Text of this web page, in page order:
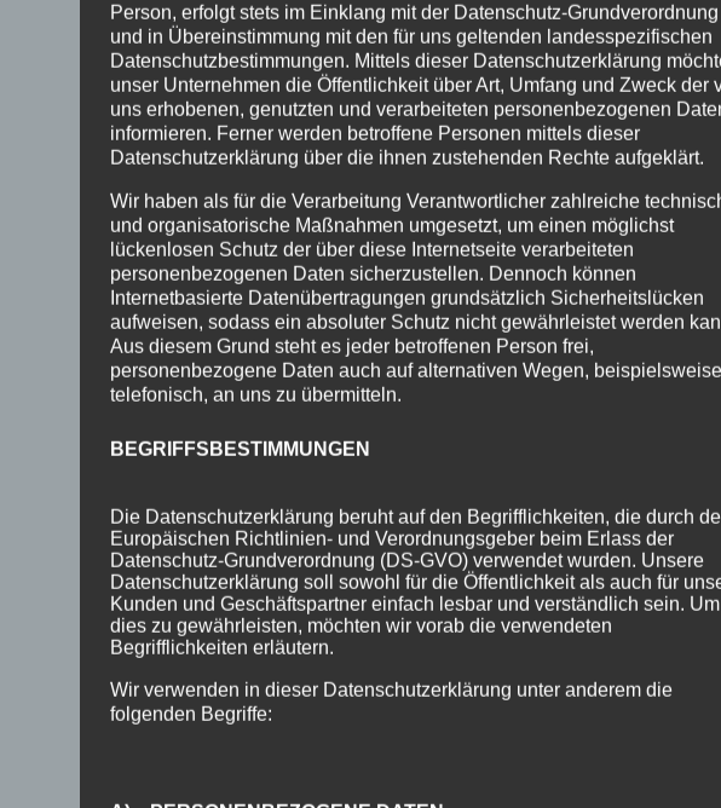
Person, erfolgt stets im Einklang mit der Datenschutz-Grundverordnung
und in Übereinstimmung mit den für uns geltenden landesspezifischen
Datenschutzbestimmungen. Mittels dieser Datenschutzerklärung
unser Unternehmen die Öffentlichkeit über Art, Umfang und Zweck der
uns erhobenen, genutzten und verarbeiteten personenbezogenen
informieren. Ferner werden betroffene Personen mittels dieser
Datenschutzerklärung über die ihnen zustehenden Rechte aufgeklärt.
Wir haben als für die Verarbeitung Verantwortlicher zahlreiche
und organisatorische Maßnahmen umgesetzt, um einen möglichst
lückenlosen Schutz der über diese Internetseite verarbeiteten
personenbezogenen Daten sicherzustellen. Dennoch können
Internetbasierte Datenübertragungen grundsätzlich Sicherheitslücken
aufweisen, sodass ein absoluter Schutz nicht gewährleistet werden
Aus diesem Grund steht es jeder betroffenen Person frei,
personenbezogene Daten auch auf alternativen Wegen, beispielsweise
telefonisch, an uns zu übermitteln.
BEGRIFFSBESTIMMUNGEN
Die Datenschutzerklärung beruht auf den Begrifflichkeiten, die durch
Europäischen Richtlinien- und Verordnungsgeber beim Erlass der
Datenschutz-Grundverordnung (DS-GVO) verwendet wurden. Unsere
Datenschutzerklärung soll sowohl für die Öffentlichkeit als auch für
Kunden und Geschäftspartner einfach lesbar und verständlich sein. Um
dies zu gewährleisten, möchten wir vorab die verwendeten
Begrifflichkeiten erläutern.
Wir verwenden in dieser Datenschutzerklärung unter anderem die
folgenden Begriffe: